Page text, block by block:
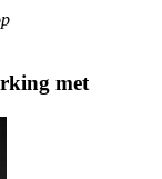
met